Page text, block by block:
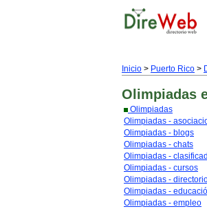
Inicio > Puerto Rico >
Olimpiadas
Olimpiadas
Olimpiadas -
Olimpiadas - blogs
Olimpiadas - chats
Olimpiadas -
Olimpiadas - cursos
Olimpiadas -
Olimpiadas -
Olimpiadas - empleo